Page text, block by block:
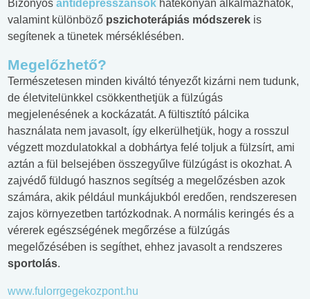
Bizonyos antidepresszánsok hatékonyan alkalmazhatók,
valamint különböző pszichoterápiás módszerek is
segítenek a tünetek mérséklésében.
Megelőzhető?
Természetesen minden kiváltó tényezőt kizárni nem tudunk,
de életvitelünkkel csökkenthetjük a fülzúgás
megjelenésének a kockázatát. A fültisztító pálcika
használata nem javasolt, így elkerülhetjük, hogy a rosszul
végzett mozdulatokkal a dobhártya felé toljuk a fülzsírt, ami
aztán a fül belsejében összegyűlve fülzúgást is okozhat. A
zajvédő füldugó hasznos segítség a megelőzésben azok
számára, akik például munkájukból eredően, rendszeresen
zajos környezetben tartózkodnak. A normális keringés és a
vérerek egészségének megőrzése a fülzúgás
megelőzésében is segíthet, ehhez javasolt a rendszeres
sportolás.
www.fulorrgegekozpont.hu